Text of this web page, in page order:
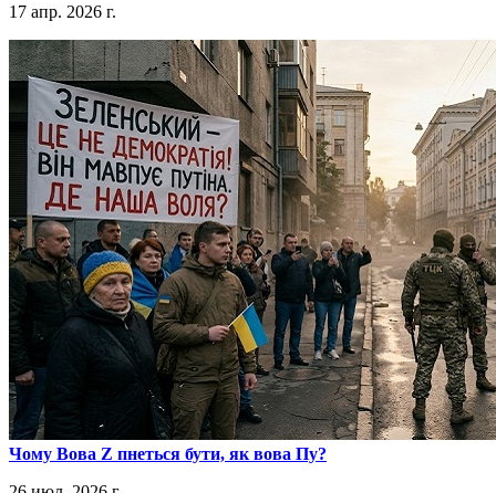
17 апр. 2026 г.
​Чому Вова Z пнеться бути, як вова Пу?